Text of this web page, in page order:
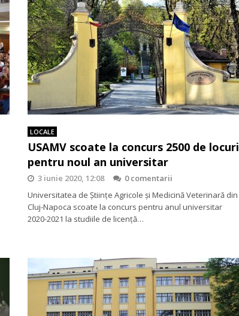
LOCALE
USAMV scoate la concurs 2500 de locuri
pentru noul an universitar
3 iunie 2020, 12:08
0 comentarii
Universitatea de Ştiinţe Agricole şi Medicină Veterinară din
Cluj-Napoca scoate la concurs pentru anul universitar
2020-2021 la studiile de licenţă…